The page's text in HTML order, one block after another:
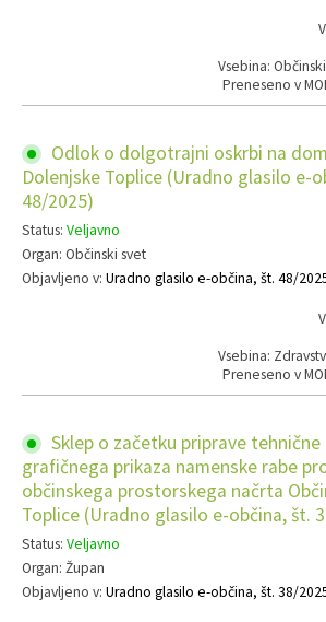
Vsebina:
Preneseno v
Odlok o dolgotrajni oskrbi na
Dolenjske Toplice (Uradno glasilo e-
48/2025)
Status: Veljavno
Organ: Občinski svet
Objavljeno v: Uradno glasilo e-občina, št. 48/
Vsebina:
Preneseno v
Sklep o začetku priprave
grafičnega prikaza namenske rabe
občinskega prostorskega načrta
Toplice (Uradno glasilo e-občina, št.
Status: Veljavno
Organ: Župan
Objavljeno v: Uradno glasilo e-občina, št. 38/